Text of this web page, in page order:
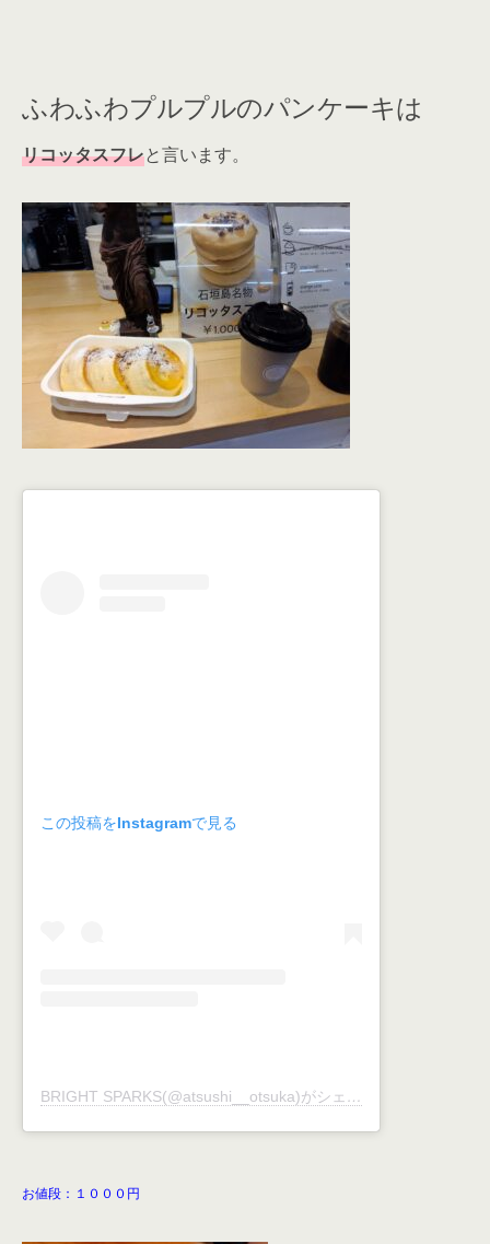
ふわふわプルプルのパンケーキは
リコッタスフレと言います。
この投稿をInstagramで見る
BRIGHT SPARKS(@atsushi__otsuka)がシェアした投稿
お値段：１０００円